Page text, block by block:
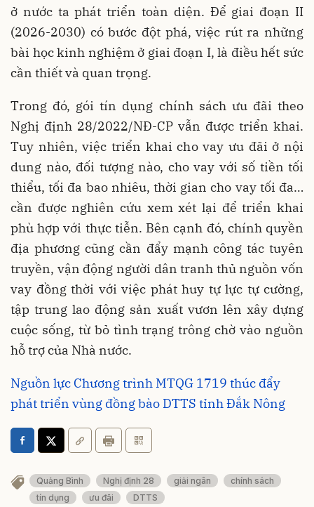
ở nước ta phát triển toàn diện. Để giai đoạn II
(2026-2030) có bước đột phá, việc rút ra những
bài học kinh nghiệm ở giai đoạn I, là điều hết sức
cần thiết và quan trọng.
Trong đó, gói tín dụng chính sách ưu đãi theo
Nghị định 28/2022/NĐ-CP vẫn được triển khai.
Tuy nhiên, việc triển khai cho vay ưu đãi ở nội
dung nào, đối tượng nào, cho vay với số tiền tối
thiểu, tối đa bao nhiêu, thời gian cho vay tối đa…
cần được nghiên cứu xem xét lại để triển khai
phù hợp với thực tiễn. Bên cạnh đó, chính quyền
địa phương cũng cần đẩy mạnh công tác tuyên
truyền, vận động người dân tranh thủ nguồn vốn
vay đồng thời với việc phát huy tự lực tự cường,
tập trung lao động sản xuất vươn lên xây dựng
cuộc sống, từ bỏ tình trạng trông chờ vào nguồn
hỗ trợ của Nhà nước.
Nguồn lực Chương trình MTQG 1719 thúc đẩy
phát triển vùng đồng bào DTTS tỉnh Đắk Nông
Quảng Bình Nghị định 28 giải ngân
chính sách
tín dụng
ưu đãi DTTS